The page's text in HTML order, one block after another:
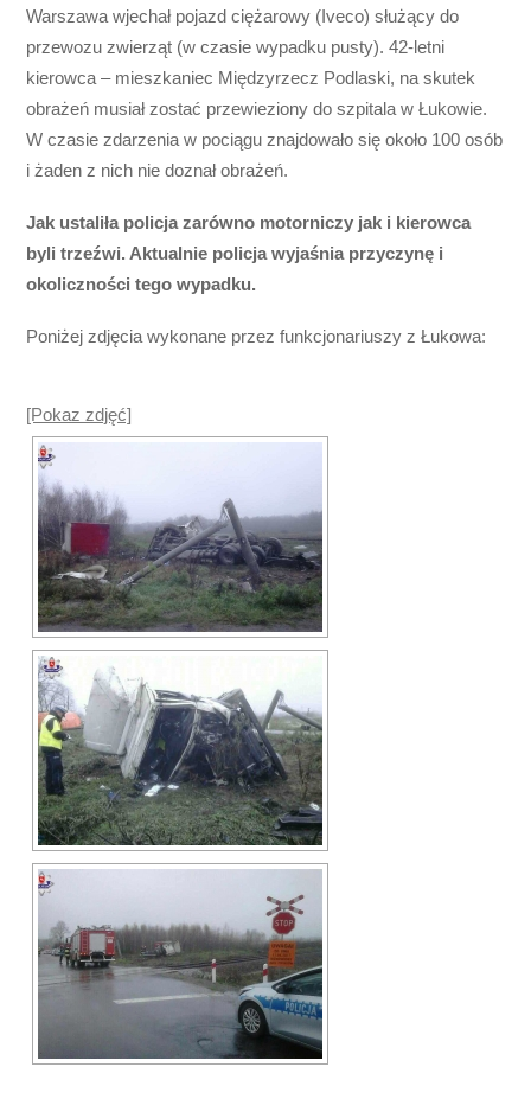
Warszawa wjechał pojazd ciężarowy (Iveco) służący do
przewozu zwierząt (w czasie wypadku pusty). 42-letni
kierowca – mieszkaniec Międzyrzecz Podlaski, na skutek
obrażeń musiał zostać przewieziony do szpitala w Łukowie.
W czasie zdarzenia w pociągu znajdowało się około 100 osób
i żaden z nich nie doznał obrażeń.
Jak ustaliła policja zarówno motorniczy jak i kierowca
byli trzeźwi. Aktualnie policja wyjaśnia przyczynę i
okoliczności tego wypadku.
Poniżej zdjęcia wykonane przez funkcjonariuszy z Łukowa:
[Pokaz zdjęć]